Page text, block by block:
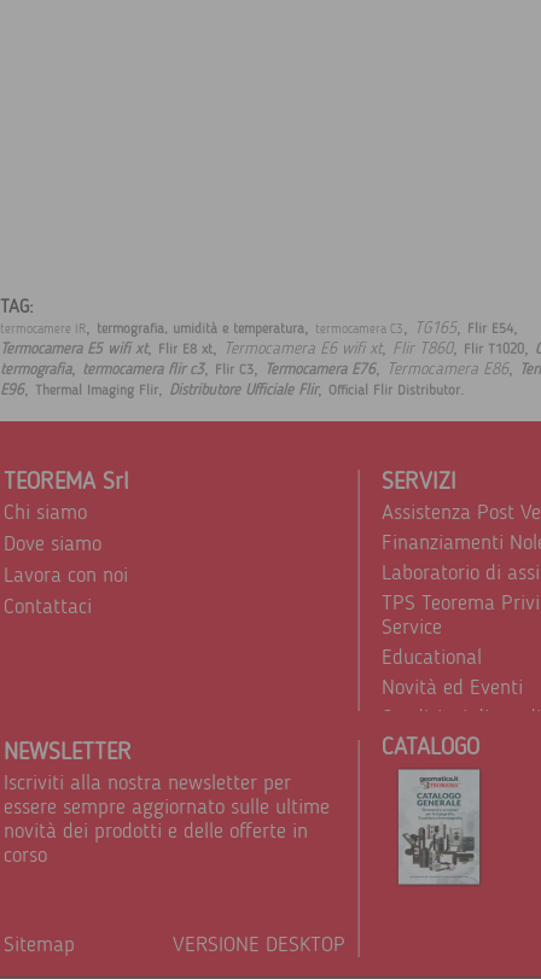
TAG:
termocamere IR, termografia, umidità e temperatura, termocamera C3, TG165, Flir E54,
Termocamera E5 wifi xt, Flir E8 xt, Termocamera E6 wifi xt, Flir T860, Flir T1020,
termografia, termocamera flir c3, Flir C3, Termocamera E76, Termocamera E86,
E96, Thermal Imaging Flir, Distributore Ufficiale Flir, Official Flir Distributor.
TEOREMA Srl
Chi siamo
Dove siamo
Lavora con noi
Contattaci
SERVIZI
Assistenza Post
Finanziamenti
Laboratorio di
TPS Teorema
Service
Educational
Novità ed Eventi
Condizioni di
Trattamento dei
NEWSLETTER
Iscriviti alla nostra newsletter per
essere sempre aggiornato sulle ultime
novità dei prodotti e delle offerte in
corso
Sitemap VERSIONE DESKTOP
CATALOGO